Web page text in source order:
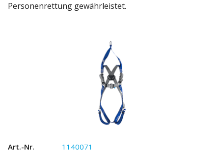
Personenrettung gewährleistet.
1140071